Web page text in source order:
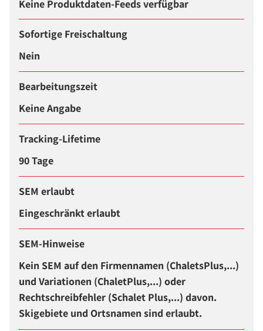
Keine Produktdaten-Feeds verfügbar
Sofortige Freischaltung
Nein
Bearbeitungszeit
Keine Angabe
Tracking-Lifetime
90 Tage
SEM erlaubt
Eingeschränkt erlaubt
SEM-Hinweise
Kein SEM auf den Firmennamen (ChaletsPlus,...)
und Variationen (ChaletPlus,...) oder
Rechtschreibfehler (Schalet Plus,...) davon.
Skigebiete und Ortsnamen sind erlaubt.